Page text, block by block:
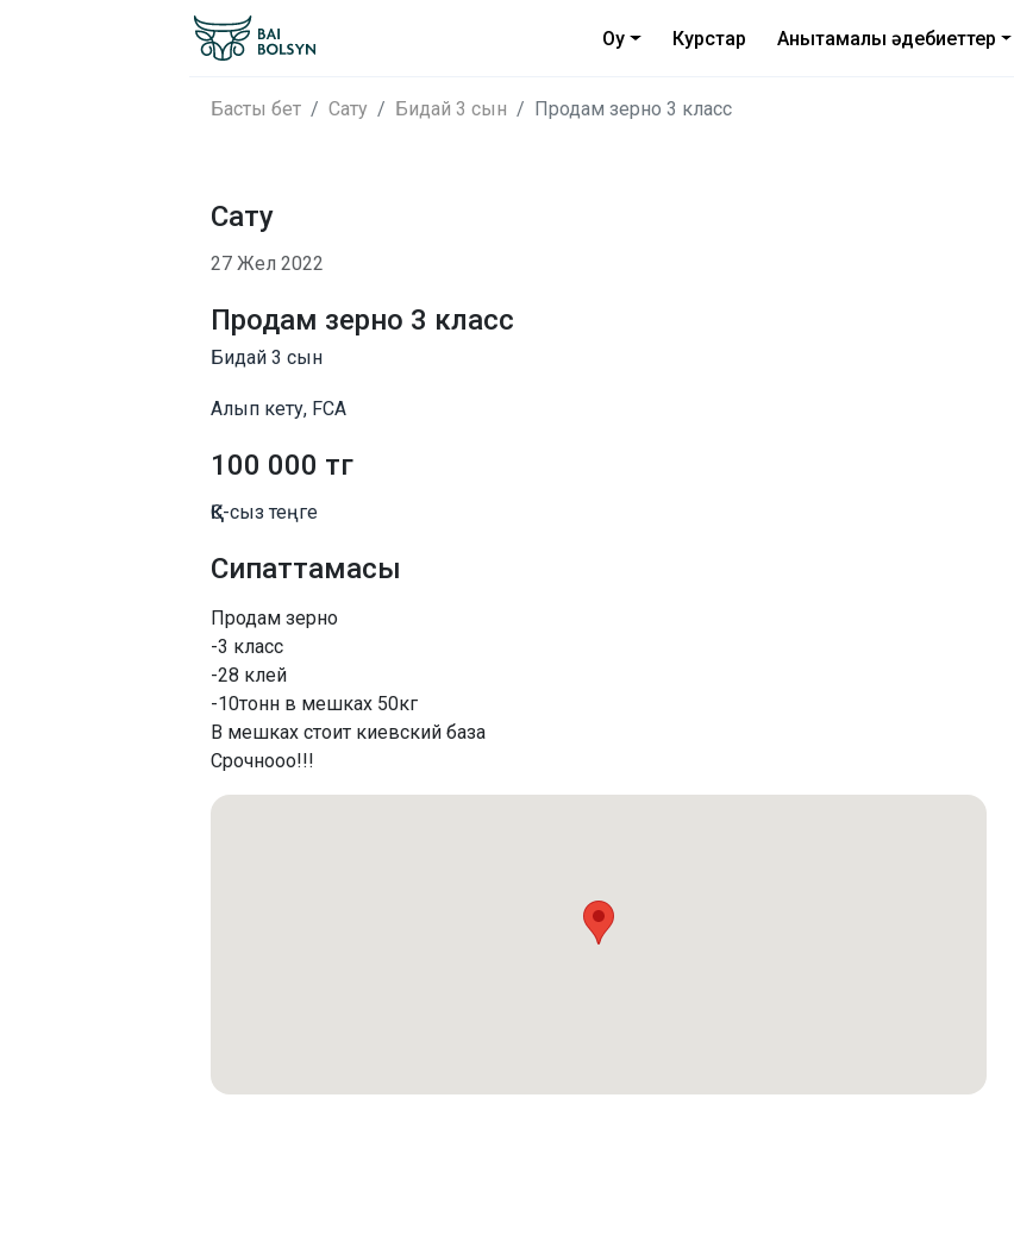
Оқу Курстар Анықтамалық әдебиеттер
Басты бет Сату Бидай 3 сын Продам зерно 3 класс
Сату
27 Жел 2022
Продам зерно 3 класс
Бидай 3 сын
Алып кету, FCA
100 000 тг
ҚҚС-сыз теңге
Сипаттамасы
Продам зерно
-3 класс
-28 клей
-10тонн в мешках 50кг
В мешках стоит киевский база
Срочнооо!!!